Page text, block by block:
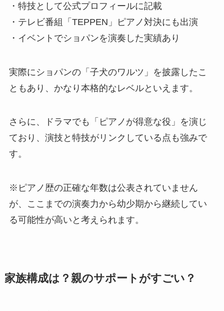
・特技として公式プロフィールに記載
・テレビ番組「TEPPEN」ピアノ対決にも出演
・イベントでショパンを演奏した実績あり
実際にショパンの「子犬のワルツ」を披露したこ
ともあり、かなり本格的なレベルといえます。
さらに、ドラマでも「ピアノが得意な役」を演じ
ており、演技と特技がリンクしている点も強みで
す。
※ピアノ歴の正確な年数は公表されていません
が、ここまでの演奏力から幼少期から継続してい
る可能性が高いと考えられます。
家族構成は？親のサポートがすごい？